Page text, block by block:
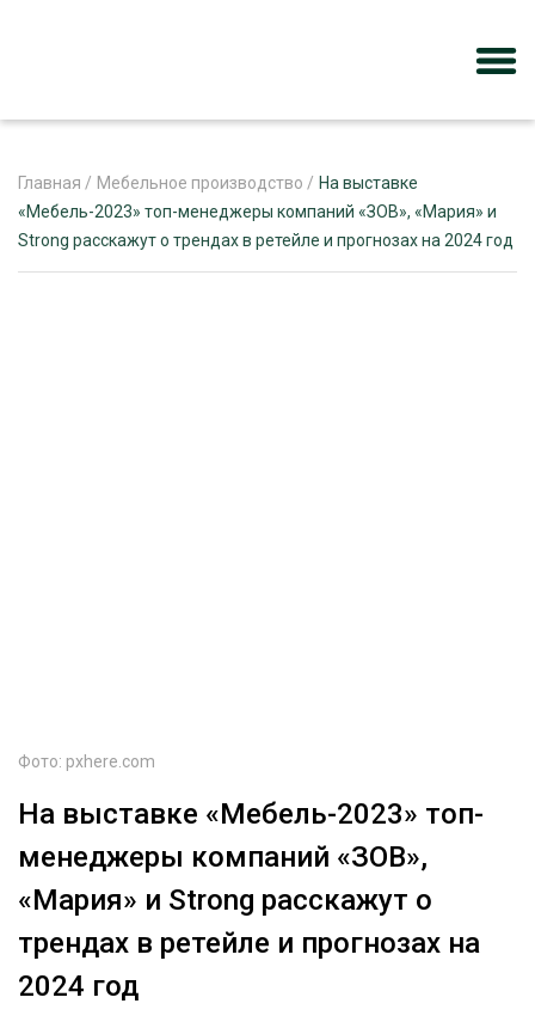
ЖУРНАЛ «ЛЕСНОЙ КОМПЛЕКС»
ЦБП
КОМПЛЕКСНАЯ ПЕРЕРАБОТКА
ЛЕСОПИЛЕНИЕ
ДЕРЕВЯННОЕ ДОМОСТРОЕНИЕ
ПОДБОРКИ СТАТЕЙ
Главная / Мебельное производство / На выставке
«Мебель-2023» топ-менеджеры компаний «ЗОВ», «Мария» и
Strong расскажут о трендах в ретейле и прогнозах на 2024 год
Фото: pxhere.com
На выставке «Мебель-2023» топ-
менеджеры компаний «ЗОВ»,
«Мария» и Strong расскажут о
трендах в ретейле и прогнозах на
2024 год